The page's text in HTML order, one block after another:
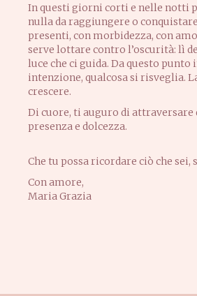
In questi giorni corti e nelle notti
nulla da raggiungere o conquistare.
presenti, con morbidezza, con
serve lottare contro l’oscurità: lì
luce che ci guida. Da questo punto
intenzione, qualcosa si risveglia.
crescere.
Di cuore, ti auguro di attraversare
presenza e dolcezza.
Che tu possa ricordare ciò che sei,
Con amore,
Maria Grazia